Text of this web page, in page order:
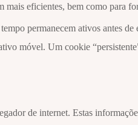
eficientes, bem como para
permanecem ativos antes
móvel. Um cookie
de internet. Estas